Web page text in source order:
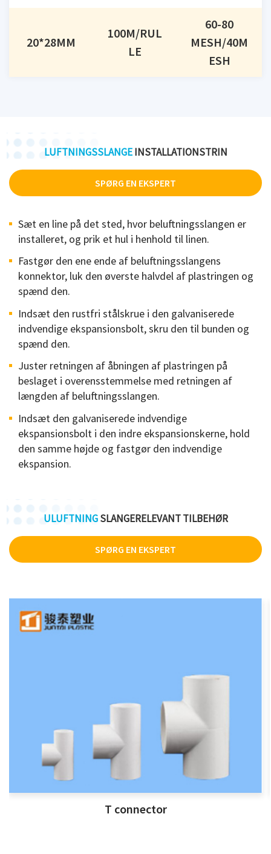
20*28MM
100M/RUL
LE
60-80
MESH/40M
ESH
LUFTNINGSSLANGEINSTALLATIONSTRIN
SPØRG EN EKSPERT
Sæt en line på det sted, hvor beluftningsslangen er
installeret, og prik et hul i henhold til linen.
Fastgør den ene ende af beluftningsslangens
konnektor, luk den øverste halvdel af plastringen og
spænd den.
Indsæt den rustfri stålskrue i den galvaniserede
indvendige ekspansionsbolt, skru den til bunden og
spænd den.
Juster retningen af ​​åbningen af ​​plastringen på
beslaget i overensstemmelse med retningen af ​​
længden af ​​beluftningsslangen.
Indsæt den galvaniserede indvendige
ekspansionsbolt i den indre ekspansionskerne, hold
den samme højde og fastgør den indvendige
ekspansion.
ULUFTNINGSLANGERELEVANT TILBEHØR
SPØRG EN EKSPERT
T connector